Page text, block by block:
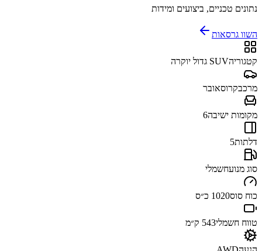
נתונים טכניים, ביצועים ומידות
השוו גרסאות
קטגוריהSUV גדול יוקרה
מרכבקרוסאובר
מקומות ישיבה6
דלתות5
סוג מנועחשמלי
כוח סוס1020 כ״ס
טווח חשמלי543 ק״מ